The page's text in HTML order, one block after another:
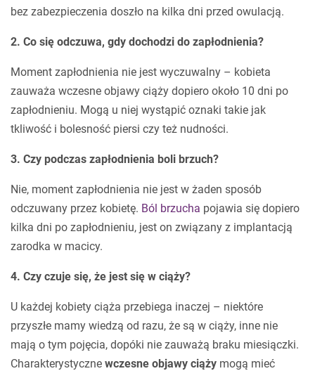
bez zabezpieczenia doszło na kilka dni przed owulacją.
2. Co się odczuwa, gdy dochodzi do zapłodnienia?
Moment zapłodnienia nie jest wyczuwalny – kobieta
zauważa wczesne objawy ciąży dopiero około 10 dni po
zapłodnieniu. Mogą u niej wystąpić oznaki takie jak
tkliwość i bolesność piersi czy też nudności.
3. Czy podczas zapłodnienia boli brzuch?
Nie, moment zapłodnienia nie jest w żaden sposób
odczuwany przez kobietę. Ból brzucha pojawia się dopiero
kilka dni po zapłodnieniu, jest on związany z implantacją
zarodka w macicy.
4. Czy czuje się, że jest się w ciąży?
U każdej kobiety ciąża przebiega inaczej – niektóre
przyszłe mamy wiedzą od razu, że są w ciąży, inne nie
mają o tym pojęcia, dopóki nie zauważą braku miesiączki.
Charakterystyczne wczesne objawy ciąży mogą mieć